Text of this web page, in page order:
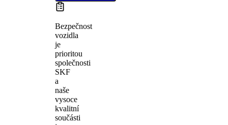
Bezpečnost
vozidla
je
prioritou
společnosti
SKF
a
naše
vysoce
kvalitní
součásti